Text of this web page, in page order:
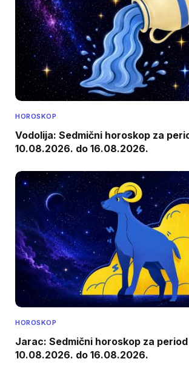
HOROSKOP
Vodolija: Sedmični horoskop za
10.08.2026. do 16.08.2026.
HOROSKOP
Jarac: Sedmični horoskop za
10.08.2026. do 16.08.2026.